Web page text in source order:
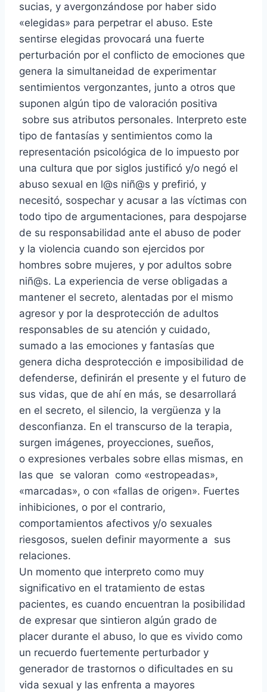
sucias, y avergonzándose por haber sido
«elegidas» para perpetrar el abuso. Este
sentirse elegidas provocará una fuerte
perturbación por el conflicto de emociones que
genera la simultaneidad de experimentar
sentimientos vergonzantes, junto a otros que
suponen algún tipo de valoración positiva
sobre sus atributos personales. Interpreto este
tipo de fantasías y sentimientos como la
representación psicológica de lo impuesto por
una cultura que por siglos justificó y/o negó el
abuso sexual en l@s niñ@s y prefirió, y
necesitó, sospechar y acusar a las víctimas con
todo tipo de argumentaciones, para despojarse
de su responsabilidad ante el abuso de poder
y la violencia cuando son ejercidos por
hombres sobre mujeres, y por adultos sobre
niñ@s. La experiencia de verse obligadas a
mantener el secreto, alentadas por el mismo
agresor y por la desprotección de adultos
responsables de su atención y cuidado,
sumado a las emociones y fantasías que
genera dicha desprotección e imposibilidad de
defenderse, definirán el presente y el futuro de
sus vidas, que de ahí en más, se desarrollará
en el secreto, el silencio, la vergüenza y la
desconfianza. En el transcurso de la terapia,
surgen imágenes, proyecciones, sueños,
o expresiones verbales sobre ellas mismas, en
las que se valoran como «estropeadas»,
«marcadas», o con «fallas de origen». Fuertes
inhibiciones, o por el contrario,
comportamientos afectivos y/o sexuales
riesgosos, suelen definir mayormente a sus
relaciones.
Un momento que interpreto como muy
significativo en el tratamiento de estas
pacientes, es cuando encuentran la posibilidad
de expresar que sintieron algún grado de
placer durante el abuso, lo que es vivido como
un recuerdo fuertemente perturbador y
generador de trastornos o dificultades en su
vida sexual y las enfrenta a mayores